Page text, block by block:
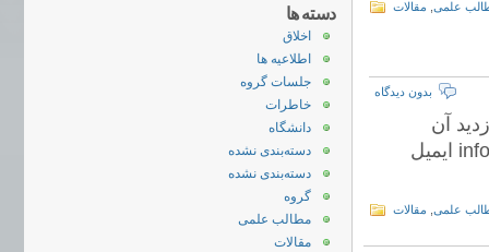
علمی مقالات
بدون دیدگاه
آن
چنانچه مقاله ای موجود نبود عنوان فارسی یا انگلیسی آن به info@irrc.ir ایمیل
علمی مقالات
دسته ها
اخلاق
اطلاعیه ها
جلسات گروه
خاطرات
دانشگاه
دسته‌بندی نشده
دسته‌بندی نشده
گروه
مطالب علمی
مقالات